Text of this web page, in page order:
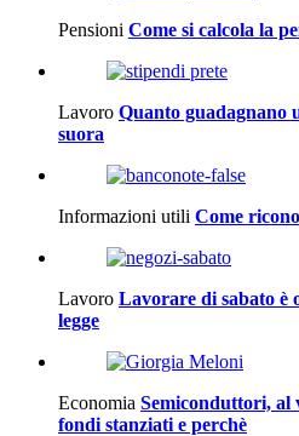
Pensioni Come si calcola la
Lavoro Quanto guadagnano
suora
Informazioni utili Come
Lavoro Lavorare di sabato è
legge
Economia Semiconduttori, al
fondi stanziati e perchè